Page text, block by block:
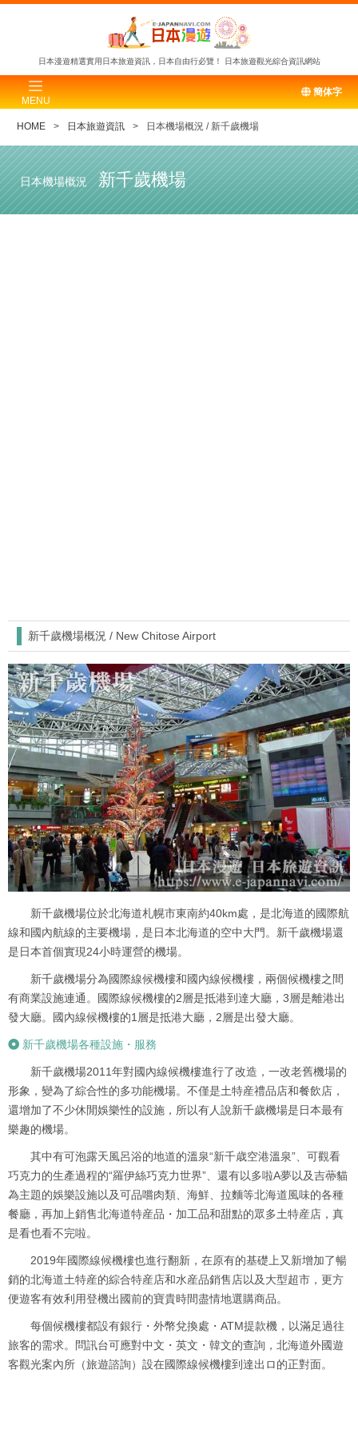
日本漫遊精選實用日本旅遊資訊，日本自由行必覽！ 日本旅遊觀光綜合資訊網站
MENU
簡体字
HOME 日本旅遊資訊 日本機場概況 / 新千歲機場
日本機場概況新千歲機場
新千歲機場概況 / New Chitose Airport
新千歲機場位於北海道札幌市東南約40km處，是北海道的國際航
線和國內航線的主要機場，是日本北海道的空中大門。新千歲機場還
是日本首個實現24小時運營的機場。
新千歲機場分為國際線候機樓和國內線候機樓，兩個候機樓之間
有商業設施連通。國際線候機樓的2層是抵港到達大廳，3層是離港出
發大廳。國內線候機樓的1層是抵港大廳，2層是出發大廳。
新千歲機場各種設施・服務
新千歲機場2011年對國內線候機樓進行了改造，一改老舊機場的
形象，變為了綜合性的多功能機場。不僅是土特産禮品店和餐飲店，
還增加了不少休閒娛樂性的設施，所以有人說新千歲機場是日本最有
樂趣的機場。
其中有可泡露天風呂浴的地道的溫泉“新千歳空港溫泉”、可觀看
巧克力的生產過程的“羅伊絲巧克力世界”、還有以多啦A夢以及吉蔕貓
為主題的娛樂設施以及可品嚐肉類、海鮮、拉麵等北海道風味的各種
餐廳，再加上銷售北海道特産品・加工品和甜點的眾多土特産店，真
是看也看不完啦。
2019年國際線候機樓也進行翻新，在原有的基礎上又新增加了暢
銷的北海道土特産的綜合特産店和水産品銷售店以及大型超市，更方
便遊客有效利用登機出國前的寶貴時間盡情地選購商品。
每個候機樓都設有銀行・外幣兌換處・ATM提款機，以滿足過往
旅客的需求。問訊台可應對中文・英文・韓文的查詢，北海道外國遊
客觀光案內所（旅遊諮詢）設在國際線候機樓到達出ロ的正對面。